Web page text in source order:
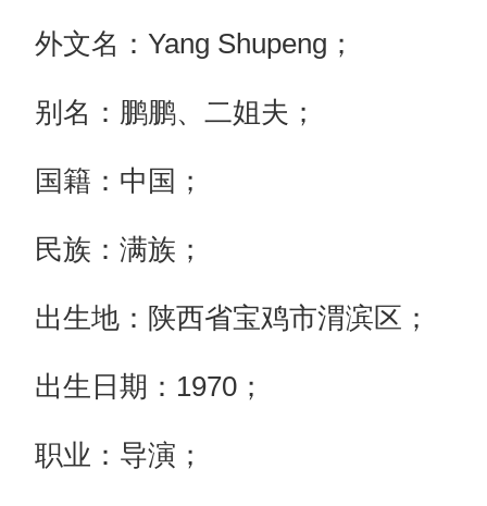
外文名：Yang Shupeng；
别名：鹏鹏、二姐夫；
国籍：中国；
民族：满族；
出生地：陕西省宝鸡市渭滨区；
出生日期：1970；
职业：导演；